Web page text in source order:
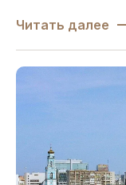
Читать далее